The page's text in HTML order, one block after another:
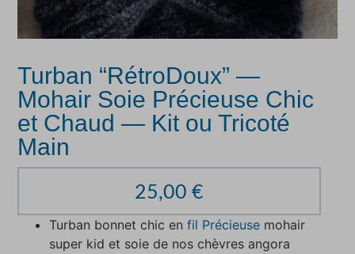
Turban “RétroDoux” —
Mohair Soie Précieuse Chic
et Chaud — Kit ou Tricoté
Main
25,00€
Turban bonnet chic enfil Précieuse mohair
super kid et soie de nos chèvres angora